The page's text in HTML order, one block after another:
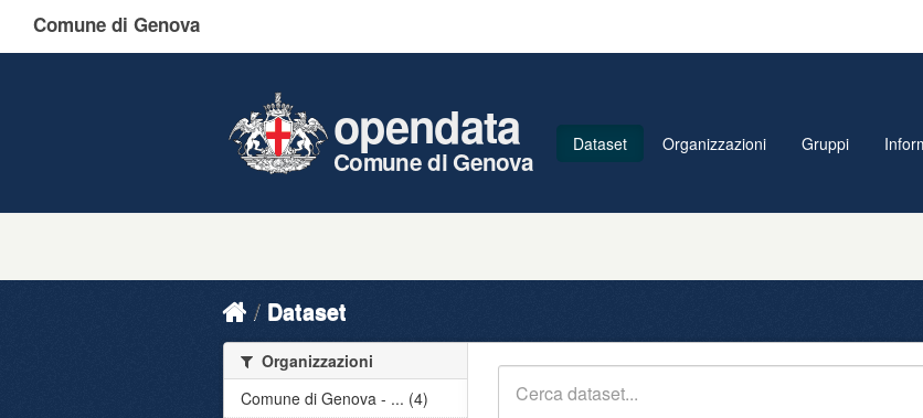
Comune di Genova
opendata
Comune di Genova
Dataset Organizzazioni Gruppi
Dataset
Organizzazioni
Comune di Genova - ... (4)